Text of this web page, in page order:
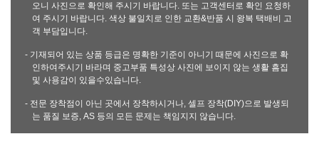
오니 사진으로 확인해 주시기 바랍니다. 또는 고객센터로 확인 요청하
여 주시기 바랍니다. 색상 불일치로 인한 교환&반품 시 왕복 택배비 고
객 부담입니다.
- 기재되어 있는 상품 등급은 명확한 기준이 아니기 때문에 사진으로 확
인하여주시기 바라며 중고부품 특성상 사진에 보이지 않는 생활 흠집
및 사용감이 있을수있습니다.
- 전문 장착점이 아닌 곳에서 장착하시거나, 셀프 장착(DIY)으로 발생되
는 품질 보증, AS 등의 모든 문제는 책임지지 않습니다.